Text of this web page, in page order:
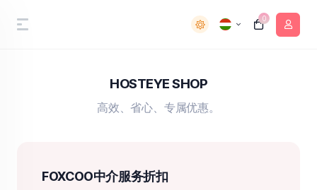
0
HOSTEYE SHOP
高效、省心、专属优惠。
FOXCOO中介服务折扣